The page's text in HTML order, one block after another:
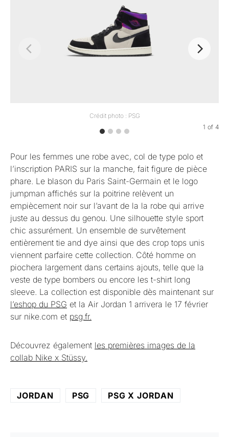
Crédit photo : PSG
1 of 4
Pour les femmes une robe avec, col de type polo et
l’inscription PARIS sur la manche, fait figure de pièce
phare. Le blason du Paris Saint-Germain et le logo
jumpman affichés sur la poitrine relèvent un
empiècement noir sur l’avant de la la robe qui arrive
juste au dessus du genou. Une silhouette style sport
chic assurément. Un ensemble de survêtement
entièrement tie and dye ainsi que des crop tops unis
viennent parfaire cette collection. Côté homme on
piochera largement dans certains ajouts, telle que la
veste de type bombers ou encore les t-shirt long
sleeve. La collection est disponible dès maintenant sur
l’eshop du PSG et la Air Jordan 1 arrivera le 17 février
sur nike.com et psg.fr.
Découvrez également les premières images de la
collab Nike x Stüssy.
JORDAN PSG PSG X JORDAN